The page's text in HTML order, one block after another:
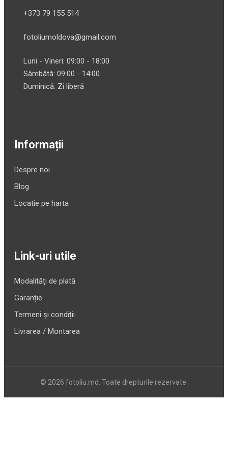
+373 79 155 514
fotoliumoldova@gmail.com
Luni - Vineri: 09:00 - 18:00
Sâmbătă: 09:00 - 14:00
Duminică: Zi liberă
Informații
Despre noi
Blog
Locatie pe harta
Link-uri utile
Modalități de plată
Garanție
Termeni și condiții
Livrarea / Montarea
© 2026 fotoliu.md. Toate drepturile rezervate.